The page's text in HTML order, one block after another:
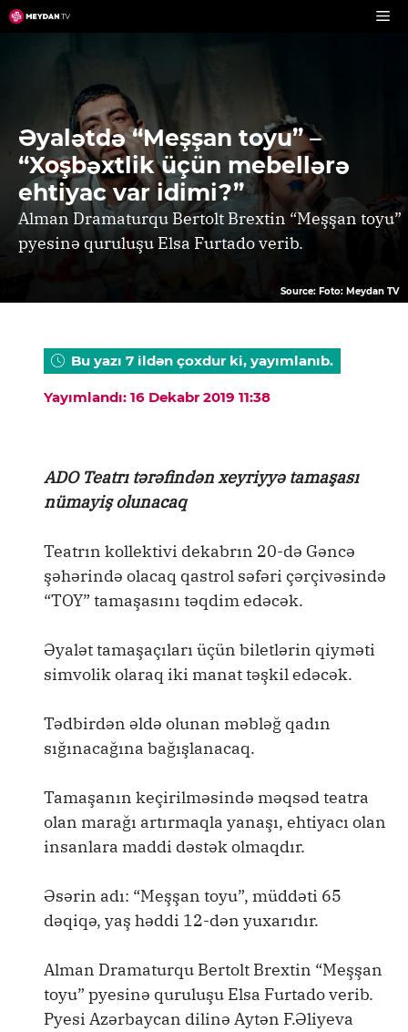
Skip
Əyalətdə “Meşşan toyu” –
“Xoşbəxtlik üçün mebellərə
ehtiyac var idimi?”
Alman Dramaturqu Bertolt Brextin “Meşşan toyu”
pyesinə quruluşu Elsa Furtado verib.
Source: Foto: Meydan TV
Bu yazı 7 ildən çoxdur ki, yayımlanıb.
Yayımlandı: 16 Dekabr 2019 11:38
ADO Teatrı tərəfindən xeyriyyə tamaşası
nümayiş olunacaq
Teatrın kollektivi dekabrın 20-də Gəncə
şəhərində olacaq qastrol səfəri çərçivəsində
“TOY” tamaşasını təqdim edəcək.
Əyalət tamaşaçıları üçün biletlərin qiyməti
simvolik olaraq iki manat təşkil edəcək.
Tədbirdən əldə olunan məbləğ qadın
sığınacağına bağışlanacaq.
Tamaşanın keçirilməsində məqsəd teatra
olan marağı artırmaqla yanaşı, ehtiyacı olan
insanlara maddi dəstək olmaqdır.
Əsərin adı: “Meşşan toyu”, müddəti 65
dəqiqə, yaş həddi 12-dən yuxarıdır.
Alman Dramaturqu Bertolt Brextin “Meşşan
toyu” pyesinə quruluşu Elsa Furtado verib.
Pyesi Azərbaycan dilinə Aytən F.Əliyeva